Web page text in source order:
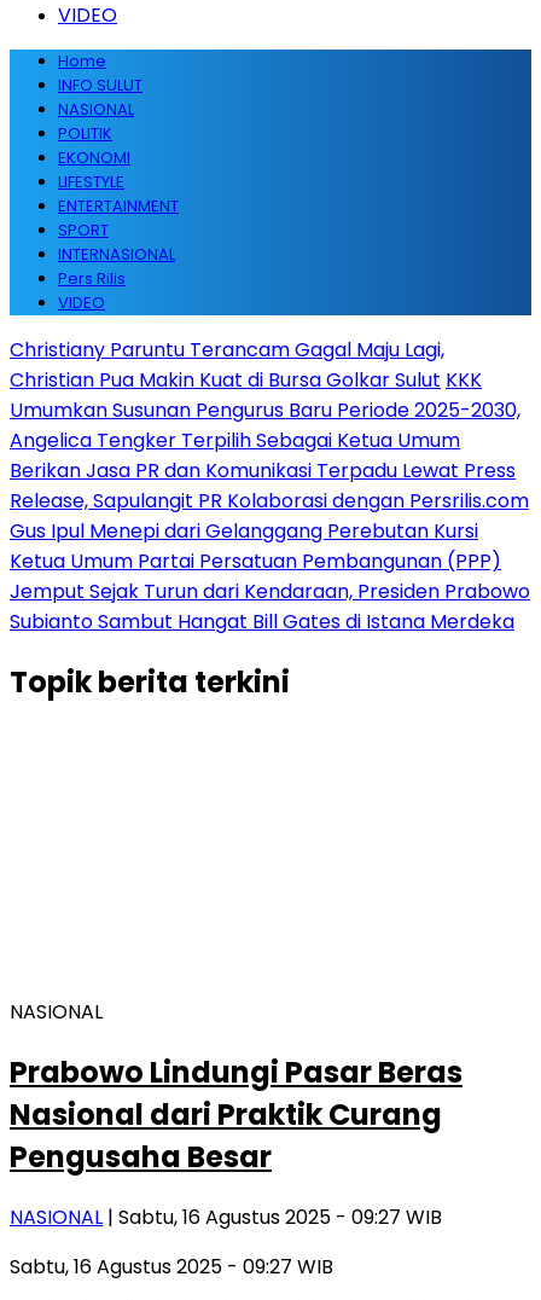
VIDEO
Home
INFO SULUT
NASIONAL
POLITIK
EKONOMI
LIFESTYLE
ENTERTAINMENT
SPORT
INTERNASIONAL
Pers Rilis
VIDEO
Christiany Paruntu Terancam Gagal Maju Lagi,
Christian Pua Makin Kuat di Bursa Golkar Sulut KKK
Umumkan Susunan Pengurus Baru Periode 2025-2030,
Angelica Tengker Terpilih Sebagai Ketua Umum
Berikan Jasa PR dan Komunikasi Terpadu Lewat Press
Release, Sapulangit PR Kolaborasi dengan Persrilis.com
Gus Ipul Menepi dari Gelanggang Perebutan Kursi
Ketua Umum Partai Persatuan Pembangunan (PPP)
Jemput Sejak Turun dari Kendaraan, Presiden Prabowo
Subianto Sambut Hangat Bill Gates di Istana Merdeka
Topikberita terkini
NASIONAL
Prabowo Lindungi Pasar Beras
Nasional dari Praktik Curang
Pengusaha Besar
NASIONAL | Sabtu, 16 Agustus 2025 - 09:27 WIB
Sabtu, 16 Agustus 2025 - 09:27 WIB